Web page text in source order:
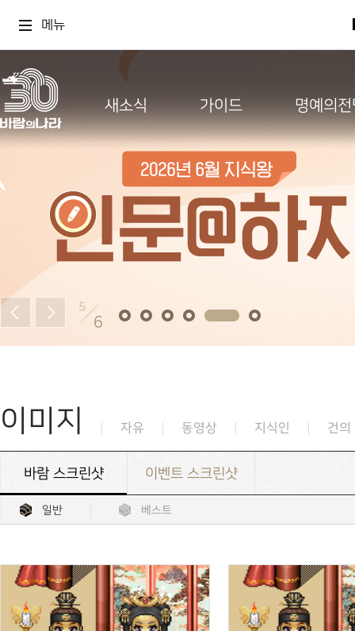
메뉴
새소식 가이드 명예의
5
6
이미지 자유 동영상 지식인 건의
바람 스크린샷 이벤트 스크린샷
일반 베스트